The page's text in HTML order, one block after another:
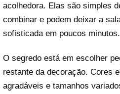
acolhedora. Elas são simples
combinar e podem deixar a
sofisticada em poucos minutos.
O segredo está em escolher
restante da decoração. Cores
agradáveis e tamanhos